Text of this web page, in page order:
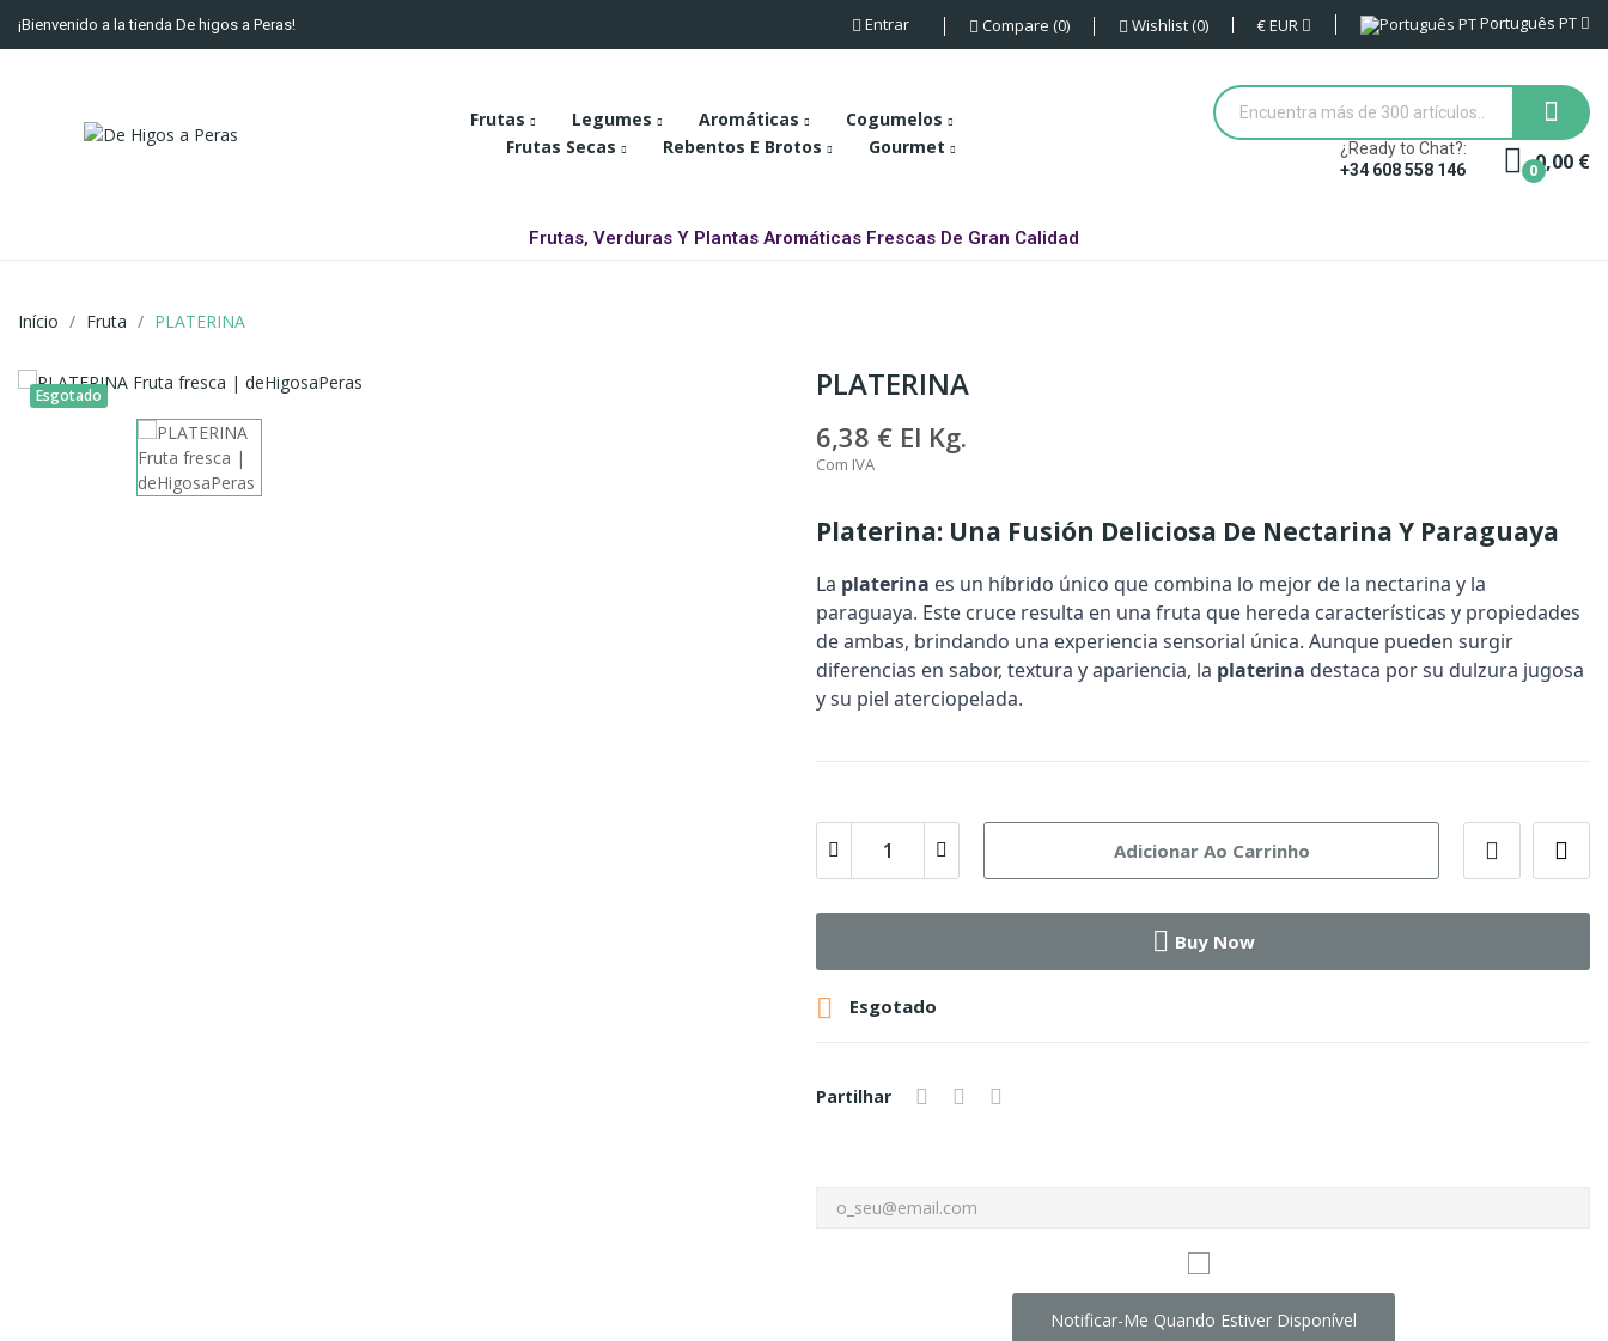
¡Bienvenido a la tienda De higos a Peras! Entrar Compare 0 Wishlist 0 €EUR Português PT
Frutas Legumes Aromáticas
Cogumelos
Frutas Secas
Rebentos E Brotos Gourmet
¿Ready to Chat?:
+34 608 558 146
0,00 €
0
Frutas, Verduras Y Plantas Aromáticas Frescas De Gran Calidad
Início Fruta PLATERINA
Esgotado PLATERINA
6,38 € El Kg.
Com IVA
Platerina: Una Fusión Deliciosa De Nectarina Y Paraguaya
La platerina es un híbrido único que combina lo mejor de la nectarina y la
paraguaya. Este cruce resulta en una fruta que hereda características y propiedades
de ambas, brindando una experiencia sensorial única. Aunque pueden surgir
diferencias en sabor, textura y apariencia, la platerina destaca por su dulzura jugosa
y su piel aterciopelada.
Adicionar Ao Carrinho
Buy Now
 Esgotado
Partilhar
Notificar-Me Quando Estiver Disponível